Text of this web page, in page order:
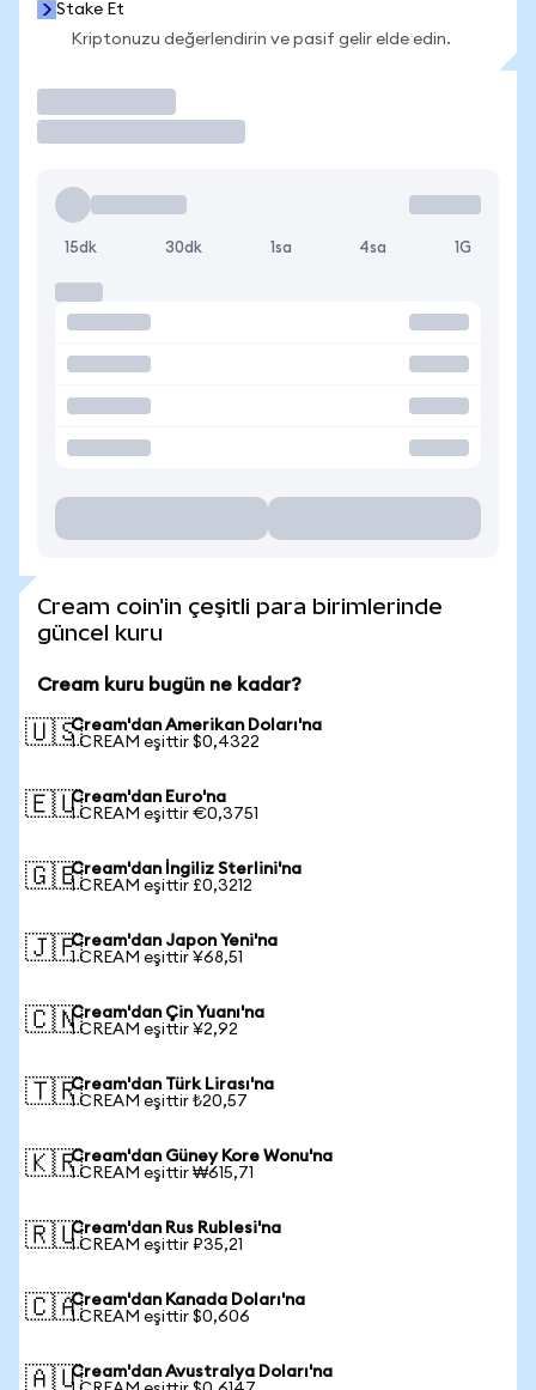
Stake Et
Kriptonuzu değerlendirin ve pasif gelir elde edin.
15dk 30dk 1sa 4sa 1G
Cream coin'in çeşitli para birimlerinde
güncel kuru
Cream kuru bugün ne kadar?
🇺🇸Cream'dan Amerikan Doları'na
1 CREAM eşittir $0,4322
🇪🇺Cream'dan Euro'na
1 CREAM eşittir €0,3751
🇬🇧Cream'dan İngiliz Sterlini'na
1 CREAM eşittir £0,3212
🇯🇵Cream'dan Japon Yeni'na
1 CREAM eşittir ¥68,51
🇨🇳Cream'dan Çin Yuanı'na
1 CREAM eşittir ¥2,92
🇹🇷Cream'dan Türk Lirası'na
1 CREAM eşittir ₺20,57
🇰🇷Cream'dan Güney Kore Wonu'na
1 CREAM eşittir ₩615,71
🇷🇺Cream'dan Rus Rublesi'na
1 CREAM eşittir ₽35,21
🇨🇦Cream'dan Kanada Doları'na
1 CREAM eşittir $0,606
🇦🇺Cream'dan Avustralya Doları'na